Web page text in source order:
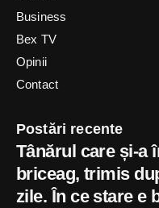
Business
Bex TV
Opinii
Contact
Postări recente
Tânărul care și-a
briceag, trimis
zile. În ce stare e